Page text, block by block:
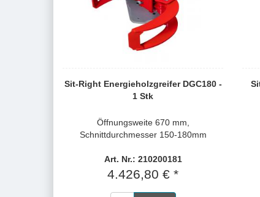
Sit-Right Energieholzgreifer DGC180 -
1 Stk
Öffnungsweite 670 mm,
Schnittdurchmesser 150-180mm
Art. Nr.: 210200181
4.426,80 € *